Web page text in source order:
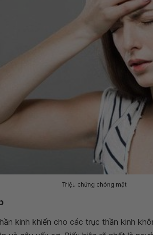
Triệu chứng chóng mặt
kinh khiến cho các trục thần kinh